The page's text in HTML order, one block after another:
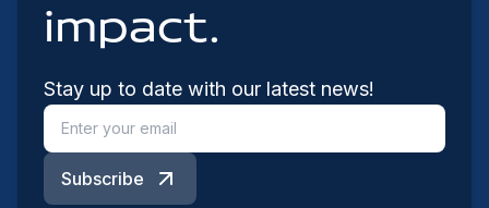
impact.
Stay up to date with our latest news!
Subscribe